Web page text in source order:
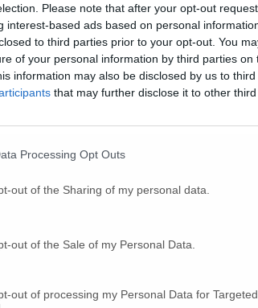
Please note that after your opt-out
interest-based ads based on personal
to third parties prior to your opt-out. You
of your personal information by third parties on
information may also be disclosed by us to
that may further disclose it to other third
Processing Opt Outs
out of the Sharing of my personal data.
out of the Sale of my Personal Data.
out of processing my Personal Data for Targeted